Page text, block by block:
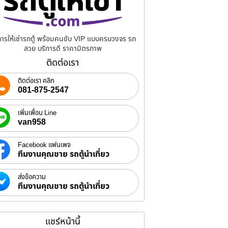
รให้เช่ารถตู้ พร้อมคนขับ VIP แบบครบวงจร รถ
สวย บริการดี ราคามิตรภาพ
ติดต่อเรา
ติดต่อเรา คลิก
081-875-2547
เพิ่มเพื่อน Line
van958
Facebook แฟนเพจ
ทีมงานคุณชาย รถตู้นำเที่ยว
ส่งข้อความ
ทีมงานคุณชาย รถตู้นำเที่ยว
แชร์หน้านี้